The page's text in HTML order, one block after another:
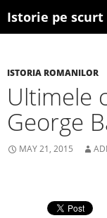
Istorie pe scurt
Search
SKIP TO CONTENT
ISTORIA ROMANILOR
Ultimele
George
MAY 21, 2015